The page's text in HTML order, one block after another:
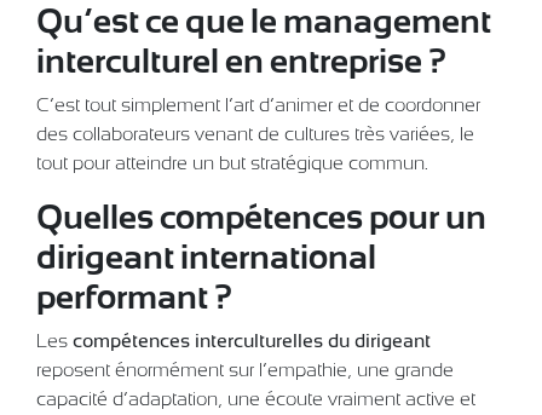
Qu’est ce que le management
interculturel en entreprise ?
C’est tout simplement l’art d’animer et de coordonner
des collaborateurs venant de cultures très variées, le
tout pour atteindre un but stratégique commun.
Quelles compétences pour un
dirigeant international
performant ?
Les compétences interculturelles du dirigeant
reposent énormément sur l’empathie, une grande
capacité d’adaptation, une écoute vraiment active et